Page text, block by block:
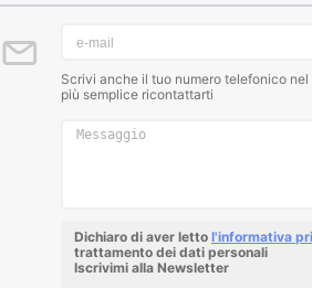
Scrivi anche il tuo numero telefonico
più semplice ricontattarti
Dichiaro di aver letto l'informativa
trattamento dei dati personali
Iscrivimi alla Newsletter